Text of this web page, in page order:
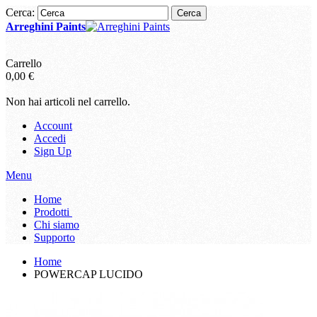
Cerca: Cerca
Arreghini Paints
Carrello
0,00 €
Non hai articoli nel carrello.
Account
Accedi
Sign Up
Menu
Home
Prodotti
Chi siamo
Supporto
Home
POWERCAP LUCIDO